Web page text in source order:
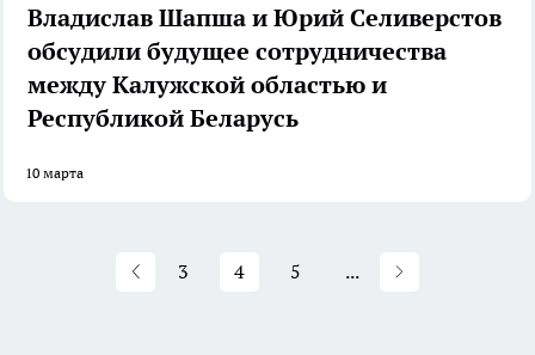
Владислав Шапша и Юрий Селиверстов
обсудили будущее сотрудничества
между Калужской областью и
Республикой Беларусь
10 марта
3 4 5 ...